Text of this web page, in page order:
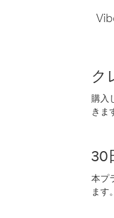
ク
購入
きま
30
本プ
ます。